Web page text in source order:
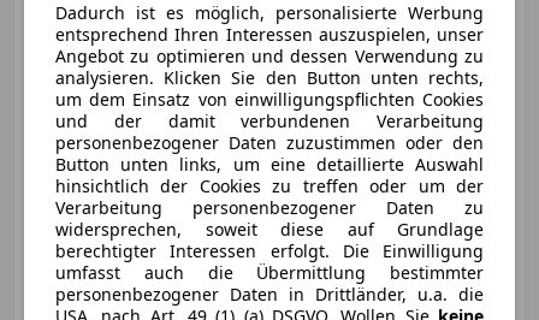
€ 103 990
03/2024 46 188 km
Elektro/Benzin
346 kW (470 PS)
Unterberger Automobile GmbH & Co KG II
Dadurch ist es möglich, personalisierte Werbung
entsprechend Ihren Interessen auszuspielen, unser
Angebot zu optimieren und dessen Verwendung zu
analysieren. Klicken Sie den Button unten rechts,
um dem Einsatz von einwilligungspflichten Cookies
und der damit verbundenen Verarbeitung
personenbezogener Daten zuzustimmen oder den
Button unten links, um eine detaillierte Auswahl
hinsichtlich der Cookies zu treffen oder um der
Verarbeitung personenbezogener Daten zu
widersprechen, soweit diese auf Grundlage
berechtigter Interessen erfolgt. Die Einwilligung
umfasst auch die Übermittlung bestimmter
personenbezogener Daten in Drittländer, u.a. die